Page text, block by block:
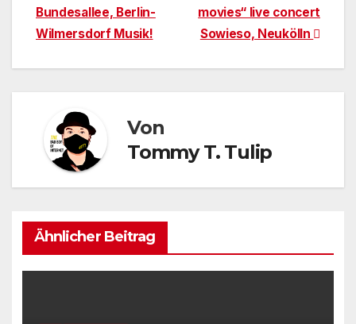
movies“ live concert
Sowieso, Neukölln
Bundesallee, Berlin-
Wilmersdorf Musik!
Von
Tommy T. Tulip
Ähnlicher Beitrag